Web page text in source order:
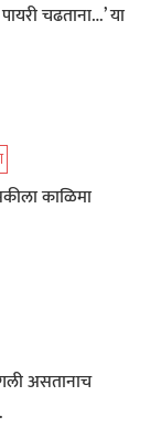
चढताना…’ या
काळिमा
असतानाच